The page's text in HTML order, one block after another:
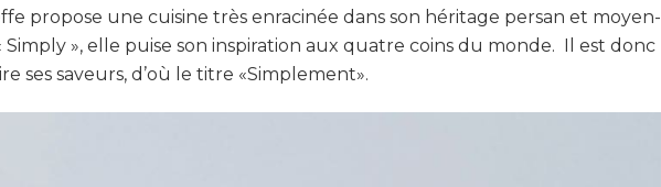
propose une cuisine très enracinée dans son héritage persan et moyen-
», elle puise son inspiration aux quatre coins du monde. Il est donc
ses saveurs, d’où le titre «Simplement».